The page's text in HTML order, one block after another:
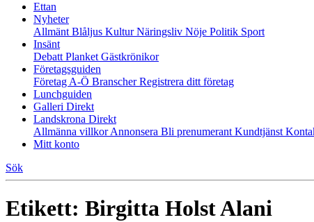
Ettan
Nyheter
Allmänt Blåljus KulturNäringsliv Nöje Politik Sport
Insänt
Debatt Planket Gästkrönikor
Företagsguiden
Företag A-Ö BranscherRegistrera ditt företag
Lunchguiden
Galleri Direkt
Landskrona Direkt
Allmänna villkorAnnonsera Bli prenumerant Kundtjänst
Mitt konto
Sök
Etikett: Birgitta Holst Alani